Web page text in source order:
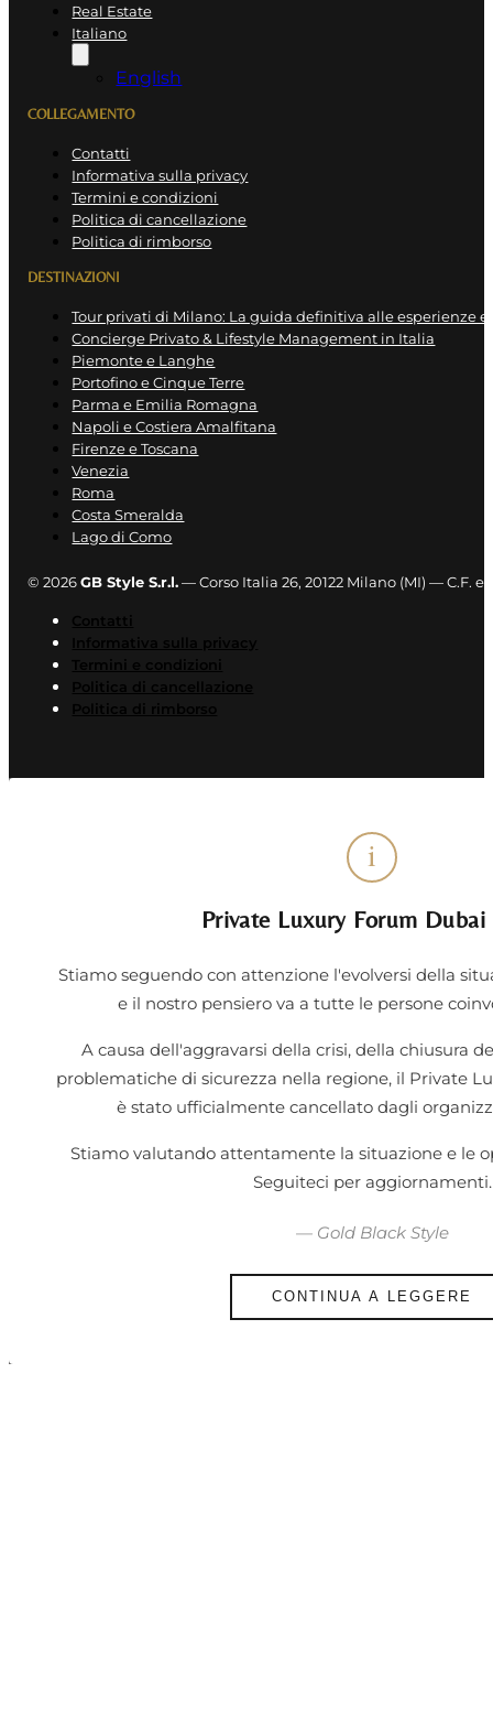
Real Estate
Italiano
English
COLLEGAMENTO
Contatti
Informativa sulla privacy
Termini e condizioni
Politica di cancellazione
Politica di rimborso
DESTINAZIONI
Tour privati di Milano: La guida definitiva alle esperienze
Concierge Privato & Lifestyle Management in Italia
Piemonte e Langhe
Portofino e Cinque Terre
Parma e Emilia Romagna
Napoli e Costiera Amalfitana
Firenze e Toscana
Venezia
Roma
Costa Smeralda
Lago di Como
© 2026GB Style S.r.l.— Corso Italia 26, 20122 Milano (MI) — C.F.
i
Private Luxury Forum Dubai
Stiamo seguendo con attenzione l'evolversi della
e il nostro pensiero va a tutte le persone
A causa dell'aggravarsi della crisi, della chiusura
problematiche di sicurezza nella regione, il Private
è stato ufficialmente cancellato dagli
Stiamo valutando attentamente la situazione e le
Seguiteci per aggiornamenti.
— Gold Black Style
CONTINUA A LEGGERE